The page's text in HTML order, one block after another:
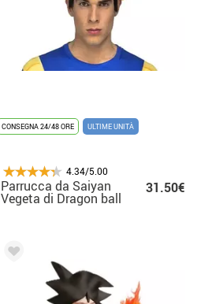
CONSEGNA 24/48 ORE ULTIME UNITÀ
4.34/5.00
Parrucca da Saiyan
Vegeta di Dragon ball
in scatola per uomo
31.50€